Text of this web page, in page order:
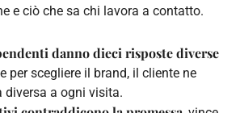
e ciò che sa chi lavora a contatto.
danno dieci risposte diverse
per scegliere il brand, il cliente ne
diversa a ogni visita.